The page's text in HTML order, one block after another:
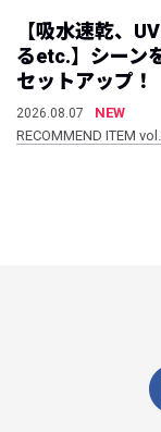
【吸水速乾、
るetc.】シーン
セットアップ！
2026.08.07
NEW
RECOMMEND ITEM